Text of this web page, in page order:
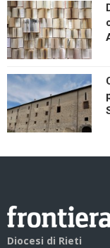
Diocesi di Rieti